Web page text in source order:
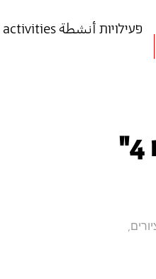
activities פעילויות أنشطة
מקרוב ציורים,